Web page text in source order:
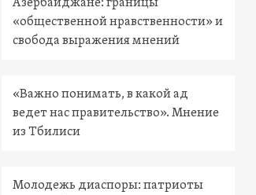
«общественной нравственности» и
свобода выражения мнений
«Важно понимать, в какой ад
ведет нас правительство». Мнение
из Тбилиси
Молодежь диаспоры: патриоты